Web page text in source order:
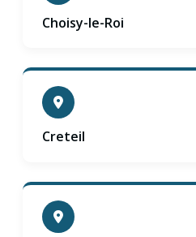
Choisy-le-Roi
Creteil